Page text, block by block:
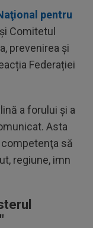
pentru
Comitetul
prevenirea şi
Federației
a forului și a
Asta
competenţa să
regiune, imn